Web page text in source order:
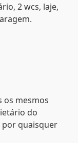
2 wcs, laje,
os mesmos
do
por quaisquer